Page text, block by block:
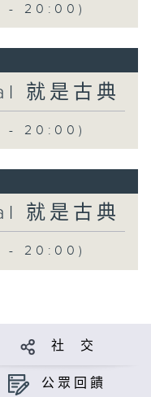
- 20:00)
就是古典
- 20:00)
就是古典
- 20:00)
社 交
公眾回饋